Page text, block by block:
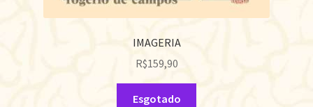
IMAGERIA
R$159,90
Esgotado